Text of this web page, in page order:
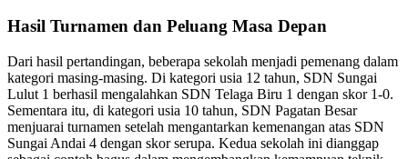
Hasil Turnamen dan Peluang Masa Depan
Dari hasil pertandingan, beberapa sekolah menjadi pemenang dalam
kategori masing-masing. Di kategori usia 12 tahun, SDN Sungai
Lulut 1 berhasil mengalahkan SDN Telaga Biru 1 dengan skor 1-0.
Sementara itu, di kategori usia 10 tahun, SDN Pagatan Besar
menjuarai turnamen setelah mengantarkan kemenangan atas SDN
Sungai Andai 4 dengan skor serupa. Kedua sekolah ini dianggap